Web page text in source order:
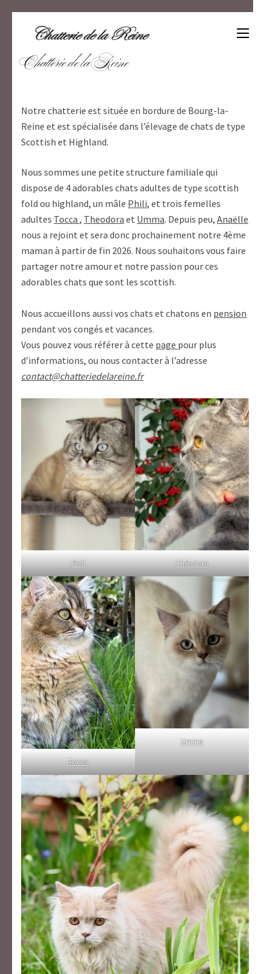
contenu
Entrée)
Chatterie de la Reine
Notre chatterie est située en bordure de Bourg-la-
Reine et est spécialisée dans l’élevage de chats de type
Scottish et Highland.
Nous sommes une petite structure familiale qui
dispose de 4 adorables chats adultes de type scottish
fold ou highland, un mâle Phili, et trois femelles
adultes Tocca , Theodora et Umma. Depuis peu, Anaëlle
nous a rejoint et sera donc prochainement notre 4ème
maman à partir de fin 2026. Nous souhaitons vous faire
partager notre amour et notre passion pour ces
adorables chats que sont les scottish.
Nous accueillons aussi vos chats et chatons en pension
pendant vos congés et vacances.
Vous pouvez vous référer à cette page pour plus
d’informations, ou nous contacter à l’adresse
contact@chatteriedelareine.fr
Phili Théodora
Tocca
Umma